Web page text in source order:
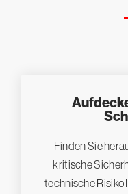
Finden Sie
kritische
technische Risiko